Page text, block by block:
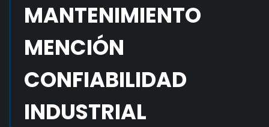
MANTENIMIENTO
MENCIÓN
CONFIABILIDAD
INDUSTRIAL